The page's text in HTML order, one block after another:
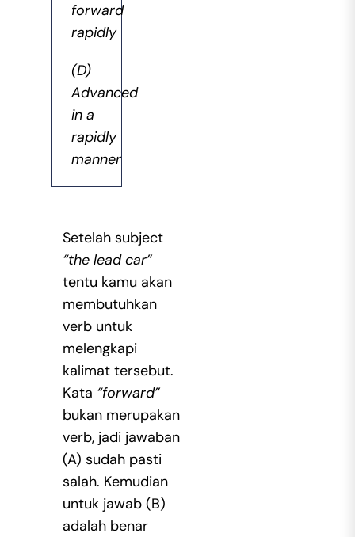
forward
rapidly
(D)
Advanced
in a
rapidly
manner
Setelah subject
“the lead car”
tentu kamu akan
membutuhkan
verb untuk
melengkapi
kalimat tersebut.
Kata “forward”
bukan merupakan
verb, jadi jawaban
(A) sudah pasti
salah. Kemudian
untuk jawab (B)
adalah benar